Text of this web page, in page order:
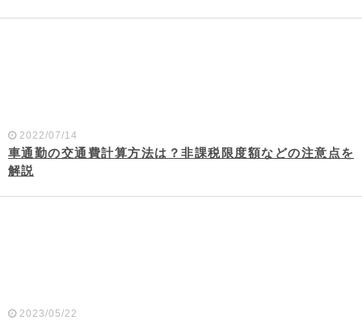
2022/07/14
車通勤の交通費計算方法は？非課税限度額などの注意点を
解説
2023/05/22